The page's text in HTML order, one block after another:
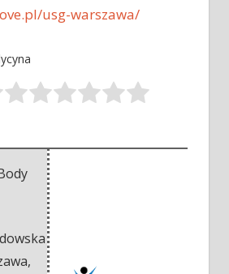
usg-warszawa/
,